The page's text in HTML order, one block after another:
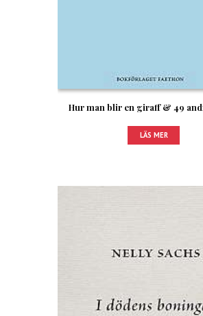
Hur man blir en giraff & 49
LÄS MER